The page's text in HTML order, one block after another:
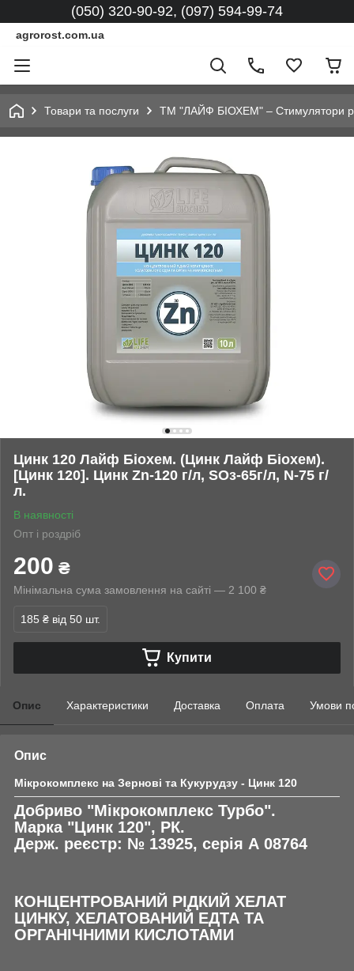
(050) 320-90-92, (097) 594-99-74
agrorost.com.ua
Товари та послуги ТМ "ЛАЙФ БІОХЕМ" – Стимулятори
Цинк 120 Лайф Біохем. (Цинк Лайф Біохем).
[Цинк 120]. Цинк Zn-120 г/л, SOз-65г/л, N-75 г/
л.
В наявності
Опт і роздріб
200 ₴
Мінімальна сума замовлення на сайті — 2 100 ₴
185 ₴ від 50 шт.
Купити
Опис Характеристики Доставка Оплата Умови
Опис
Мікрокомплекс на Зернові та Кукурудзу - Цинк 120
Добриво "Мікрокомплекс Турбо".
Марка "Цинк 120", РК.
Держ. реєстр: № 13925, серія А 08764
КОНЦЕНТРОВАНИЙ РІДКИЙ ХЕЛАТ
ЦИНКУ, ХЕЛАТОВАНИЙ ЕДТА ТА
ОРГАНІЧНИМИ КИСЛОТАМИ